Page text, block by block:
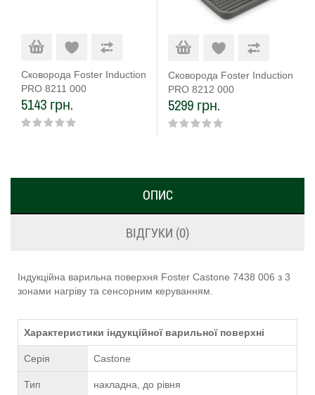
Сковорода Foster Induction
PRO 8211 000
5143 грн.
Сковорода Foster Induction
PRO 8212 000
5299 грн.
ОПИС
ВІДГУКИ (0)
Індукційна варильна поверхня Foster Castone 7438 006 з 3
зонами нагріву та сенсорним керуванням.
Характеристики індукційної варильної поверхні
Серія Castone
Тип
накладна, до рівня